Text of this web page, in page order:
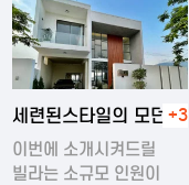
2024-11-19 01:22
세련된스타일의 모던한
풀빌라
+3
이번에 소개시켜드릴
빌라는 소규모 인원이